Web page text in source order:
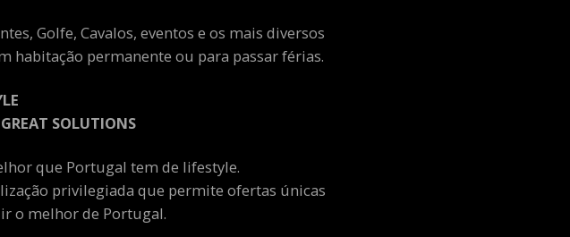
Golfe, Cavalos, eventos e os mais diversos
habitação permanente ou para passar férias.
SOLUTIONS
que Portugal tem de lifestyle.
privilegiada que permite ofertas únicas
o melhor de Portugal.